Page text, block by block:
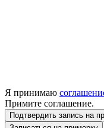
Я принимаю
Примите соглашение.
Подтвердить запись на